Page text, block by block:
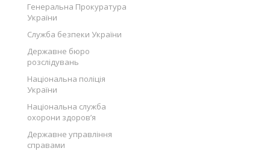
Генеральна Прокуратура
України
Служба безпеки України
Державне бюро
розслідувань
Національна поліція
України
Національна служба
охорони здоров’я
Державне управління
справами